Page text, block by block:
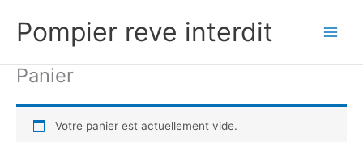
contenu
Pompier reve interdit
Panier
Votre panier est actuellement vide.